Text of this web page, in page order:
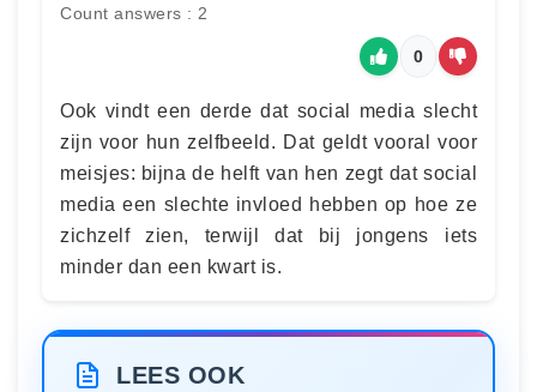
Count answers : 2
0
Ook vindt een derde dat social media slecht
zijn voor hun zelfbeeld. Dat geldt vooral voor
meisjes: bijna de helft van hen zegt dat social
media een slechte invloed hebben op hoe ze
zichzelf zien, terwijl dat bij jongens iets
minder dan een kwart is.
LEES OOK